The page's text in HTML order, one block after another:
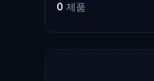
0 제품